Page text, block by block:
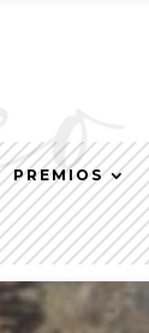
PREMIOS